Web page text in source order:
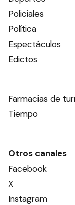
Policiales
Política
Espectáculos
Edictos
Farmacias de
Tiempo
Otros canales
Facebook
X
Instagram